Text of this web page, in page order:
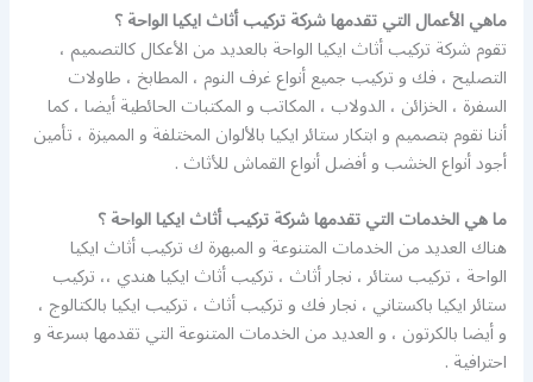
ماهي الأعمال التي تقدمها شركة تركيب أثاث ايكيا الواحة ؟
تقوم شركة تركيب أثاث ايكيا الواحة بالعديد من الأعكال كالتصميم ،
التصليح ، فك و تركيب جميع أنواع غرف النوم ، المطابخ ، طاولات
السفرة ، الخزائن ، الدولاب ، المكاتب و المكتبات الحائطية أيضا ، كما
أننا نقوم بتصميم و ابتكار ستائر ايكيا بالألوان المختلفة و المميزة ، تأمين
أجود أنواع الخشب و أفضل أنواع القماش للأثاث .
ما هي الخدمات التي تقدمها شركة تركيب أثاث ايكيا الواحة ؟
هناك العديد من الخدمات المتنوعة و المبهرة ك تركيب أثاث ايكيا
الواحة ، تركيب ستائر ، نجار أثاث ، تركيب أثاث ايكيا هندي ،، تركيب
ستائر ايكيا باكستاني ، نجار فك و تركيب أثاث ، تركيب ايكيا بالكتالوج ،
و أيضا بالكرتون ، و العديد من الخدمات المتنوعة التي تقدمها بسرعة و
احترافية .